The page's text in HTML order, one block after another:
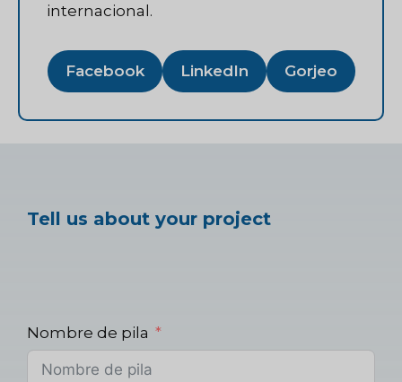
internacional.
Facebook LinkedIn Gorjeo
Tell us about your project
Nombre de pila